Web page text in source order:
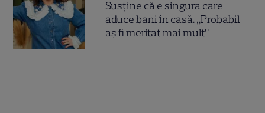
Susține că e singura care
aduce bani în casă. „Probabil
aș fi meritat mai mult”